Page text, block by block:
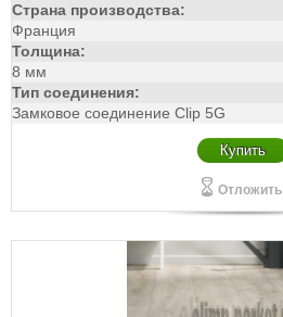
Страна производства:
Франция
Толщина:
8 мм
Тип соединения:
Замковое соединение Clip 5G
Купить
Отложить